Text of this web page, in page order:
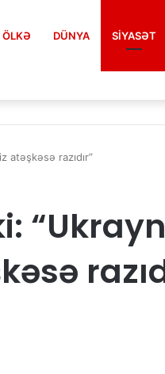
ÖLKƏ DÜNYA SIYASƏT
atəşkəsə razıdır”